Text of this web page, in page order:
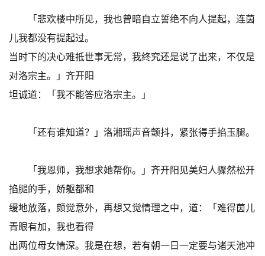
「悲欢楼中所见，我也曾暗自立誓绝不向人提起，连茵
儿我都没有提起过。
当时下的决心难抵世事无常，我终究还是说了出来，不仅是
对洛宗主。」齐开阳
坦诚道：「我不能答应洛宗主。」
「还有谁知道？」洛湘瑶声音颤抖，紧张得手掐玉腿。
「我恩师，我想求她帮你。」齐开阳见美妇人骤然松开
掐腿的手，娇躯都和
缓地放落，颇觉意外，再想又觉情理之中，道：「难得茵儿
青眼有加，我也看得
出两位母女情深。我是在想，若有朝一日一定要与诸天池冲